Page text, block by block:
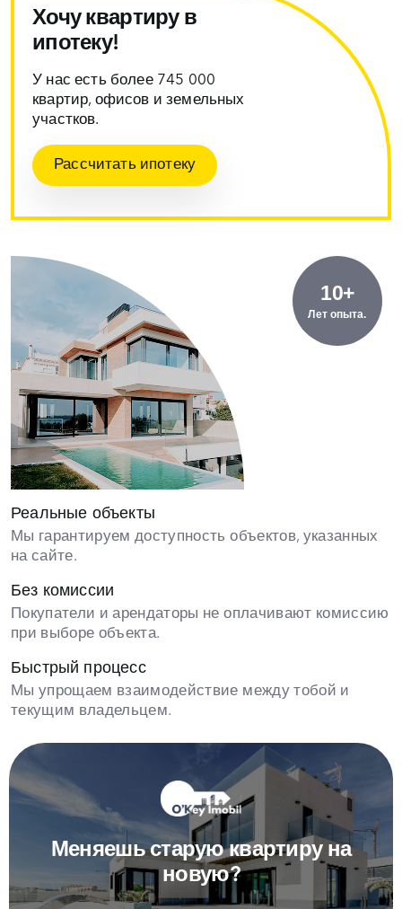
Хочу квартиру в
ипотеку!
У нас есть более 745 000
квартир, офисов и земельных
участков.
Рассчитать ипотеку
10+
Лет опыта.
Реальные объекты
Мы гарантируем доступность объектов, указанных
на сайте.
Без комиссии
Покупатели и арендаторы не оплачивают комиссию
при выборе объекта.
Быстрый процесс
Мы упрощаем взаимодействие между тобой и
текущим владельцем.
Меняешь старую квартиру на
новую?